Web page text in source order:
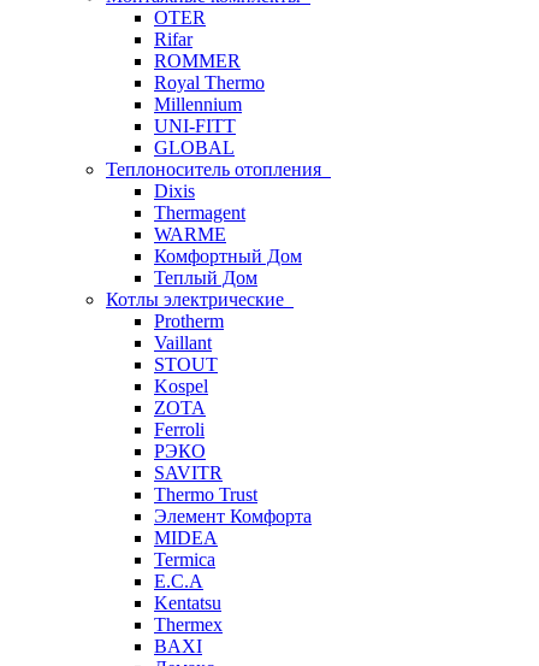
OTER
Rifar
ROMMER
Royal Thermo
Millennium
UNI-FITT
GLOBAL
Теплоноситель отопления
Dixis
Thermagent
WARME
Комфортный Дом
Теплый Дом
Котлы электрические
Protherm
Vaillant
STOUT
Kospel
ZOTA
Ferroli
РЭКО
SAVITR
Thermo Trust
Элемент Комфорта
MIDEA
Termica
E.C.A
Kentatsu
Thermex
BAXI